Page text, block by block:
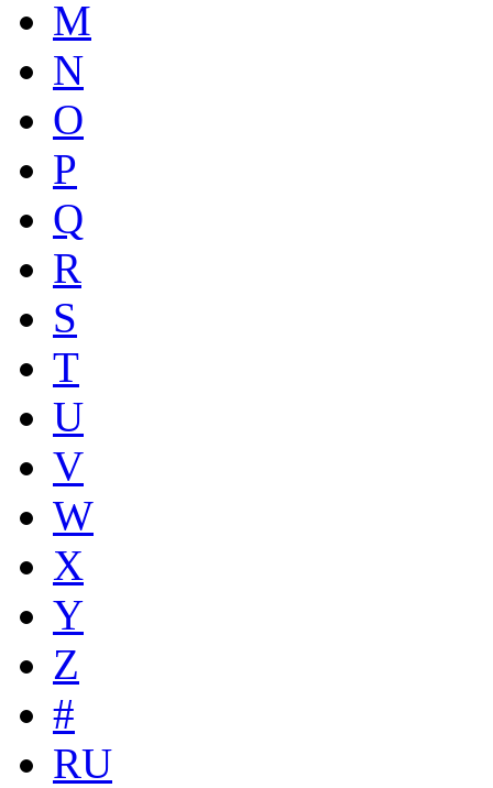
M
N
O
P
Q
R
S
T
U
V
W
X
Y
Z
#
RU